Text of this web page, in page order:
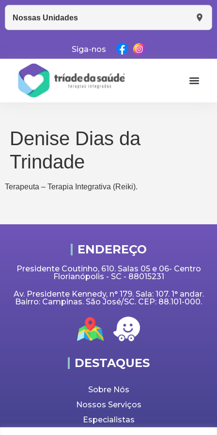
Nossas Unidades
Siga-nos
Denise Dias da
Trindade
Terapeuta – Terapia Integrativa (Reiki).
ENDEREÇO
Presidente Coutinho, 610. Salas 05 e 06- Centro
Florianópolis - SC - 88015231
Av. Presidente Kennedy, n° 179. Sala: 107. 1° andar.
Bairro: Campinas. São José/SC. CEP: 88.101-000.
DESTAQUES
Sobre Nós
Nossos Serviços
Especialistas